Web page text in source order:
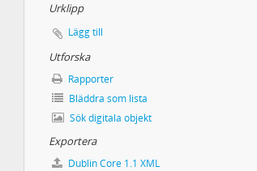
Urklipp
Lägg till
Utforska
Rapporter
Bläddra som lista
Sök digitala objekt
Exportera
Dublin Core 1.1 XML